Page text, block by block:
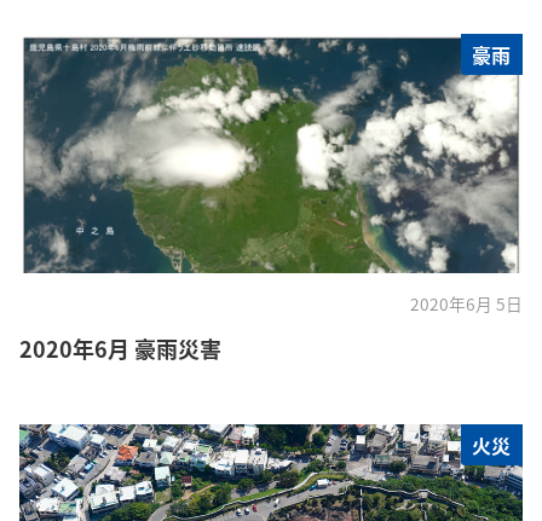
豪雨
2020年6月 5日
2020年6月 豪雨災害
火災